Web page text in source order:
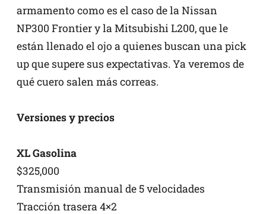
armamento como es el caso de la Nissan
NP300 Frontier y la Mitsubishi L200, que le
están llenado el ojo a quienes buscan una pick
up que supere sus expectativas. Ya veremos de
qué cuero salen más correas.
Versiones y precios
XL Gasolina
$325,000
Transmisión manual de 5 velocidades
Tracción trasera 4×2